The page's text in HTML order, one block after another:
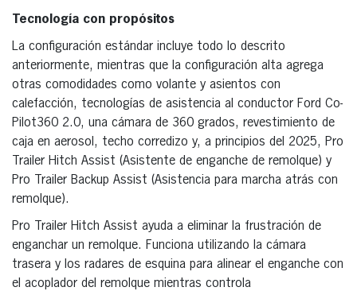
Tecnología con propósitos
La configuración estándar incluye todo lo descrito
anteriormente, mientras que la configuración alta agrega
otras comodidades como volante y asientos con
calefacción, tecnologías de asistencia al conductor Ford Co-
Pilot360 2.0, una cámara de 360 grados, revestimiento de
caja en aerosol, techo corredizo y, a principios del 2025, Pro
Trailer Hitch Assist (Asistente de enganche de remolque) y
Pro Trailer Backup Assist (Asistencia para marcha atrás con
remolque).
Pro Trailer Hitch Assist ayuda a eliminar la frustración de
enganchar un remolque. Funciona utilizando la cámara
trasera y los radares de esquina para alinear el enganche con
el acoplador del remolque mientras controla